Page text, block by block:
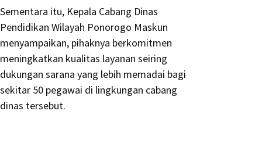
Sementara itu, Kepala Cabang Dinas
Pendidikan Wilayah Ponorogo Maskun
menyampaikan, pihaknya berkomitmen
meningkatkan kualitas layanan seiring
dukungan sarana yang lebih memadai bagi
sekitar 50 pegawai di lingkungan cabang
dinas tersebut.